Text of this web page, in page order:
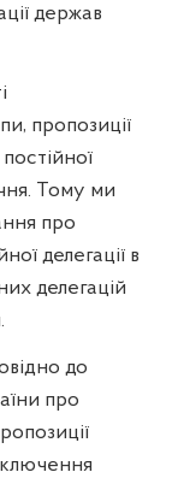
держав
пропозиції
Тому ми
про
делегації в
делегацій
до
про